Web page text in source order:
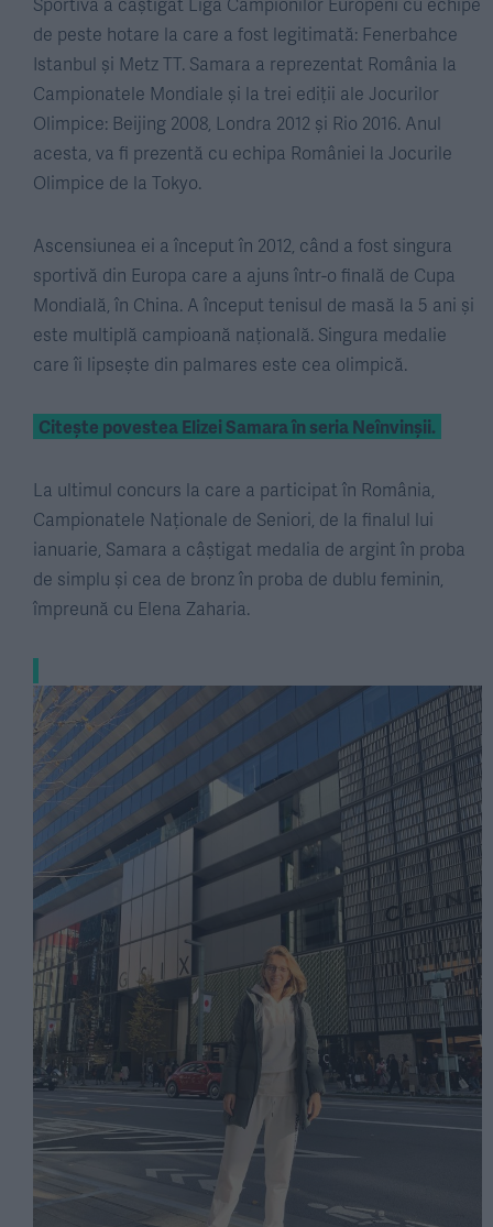
de peste hotare la care a fost legitimată: Fenerbahce
Istanbul și Metz TT. Samara a reprezentat România la
Campionatele Mondiale și la trei ediții ale Jocurilor
Olimpice: Beijing 2008, Londra 2012 și Rio 2016. Anul
acesta, va fi prezentă cu echipa României la Jocurile
Olimpice de la Tokyo.
Ascensiunea ei a început în 2012, când a fost singura
sportivă din Europa care a ajuns într-o finală de Cupa
Mondială, în China. A început tenisul de masă la 5 ani și
este multiplă campioană națională. Singura medalie
care îi lipsește din palmares este cea olimpică.
Citește povestea Elizei Samara în seria Neînvinșii.
La ultimul concurs la care a participat în România,
Campionatele Naționale de Seniori, de la finalul lui
ianuarie, Samara a câștigat medalia de argint în proba
de simplu și cea de bronz în proba de dublu feminin,
împreună cu Elena Zaharia.